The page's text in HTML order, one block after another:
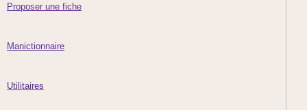
Proposer une fiche
Manictionnaire
Utilitaires